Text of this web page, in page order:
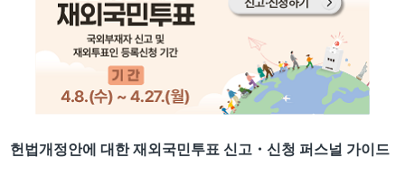
헌법개정안에 대한 재외국민투표 신고 ・신청 퍼스널 가이드